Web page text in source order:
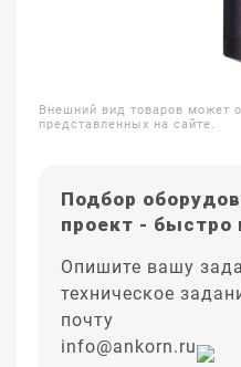
Внешний вид товаров может
представленных на сайте.
Подбор
проект - быстро
Опишите вашу
техническое
почту
info@ankorn.ru